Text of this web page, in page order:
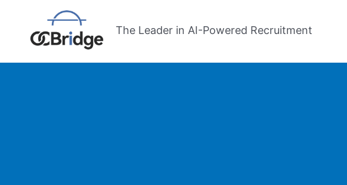
The Leader in AI-Powered Recruitment